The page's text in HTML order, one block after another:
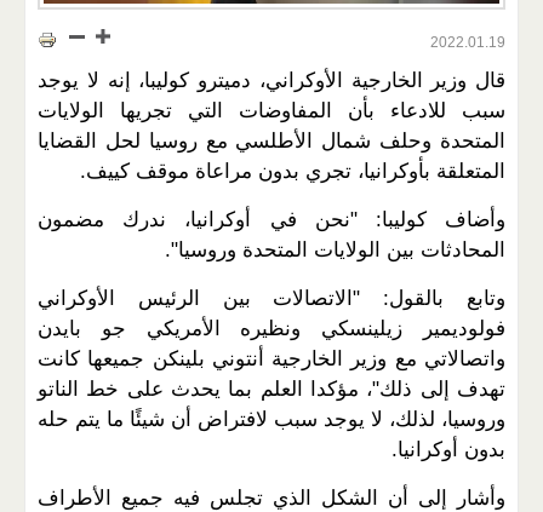
2022.01.19
قال وزير الخارجية الأوكراني، دميترو كوليبا، إنه لا يوجد
سبب للادعاء بأن المفاوضات التي تجريها الولايات
المتحدة وحلف شمال الأطلسي مع روسيا لحل القضايا
المتعلقة بأوكرانيا، تجري بدون مراعاة موقف كييف.
وأضاف كوليبا: "نحن في أوكرانيا، ندرك مضمون
المحادثات بين الولايات المتحدة وروسيا".
وتابع بالقول: "الاتصالات بين الرئيس الأوكراني
فولوديمير زيلينسكي ونظيره الأمريكي جو بايدن
واتصالاتي مع وزير الخارجية أنتوني بلينكن جميعها كانت
تهدف إلى ذلك"، مؤكدا العلم بما يحدث على خط الناتو
وروسيا، لذلك، لا يوجد سبب لافتراض أن شيئًا ما يتم حله
بدون أوكرانيا.
وأشار إلى أن الشكل الذي تجلس فيه جميع الأطراف